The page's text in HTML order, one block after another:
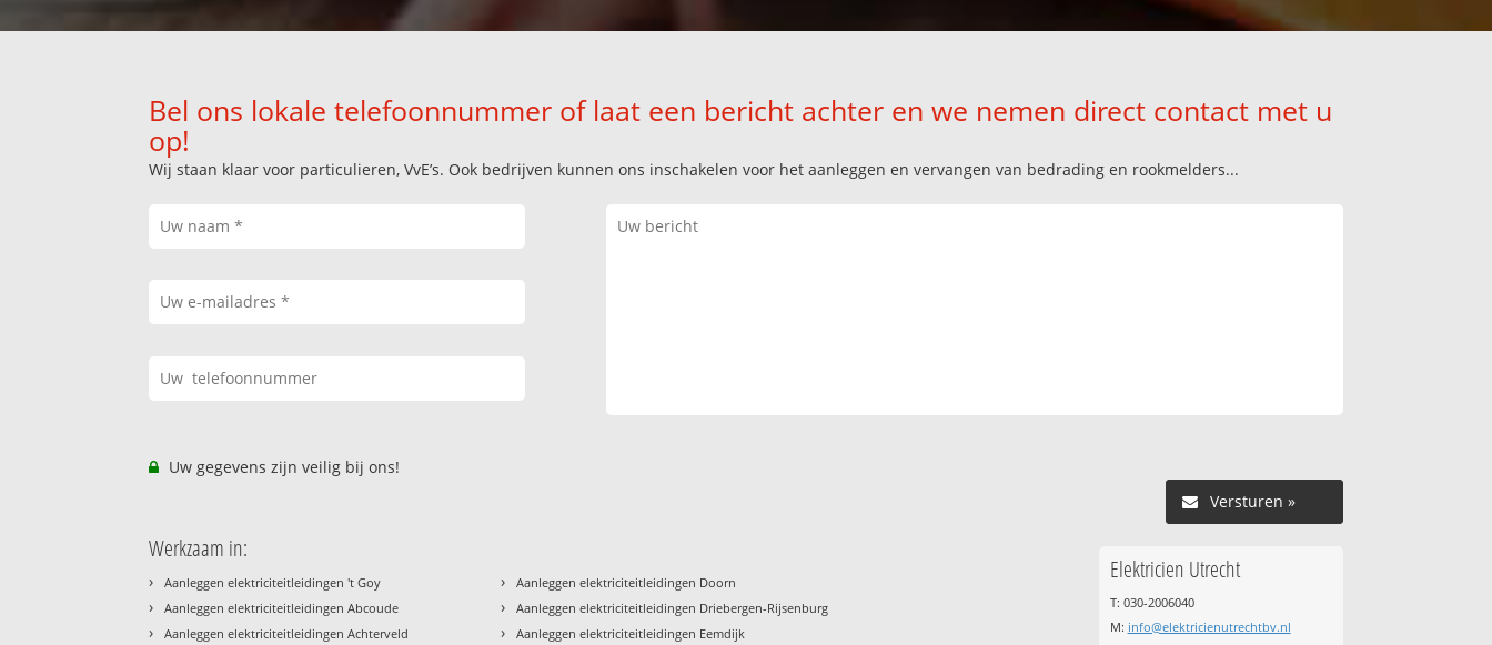
Bel ons lokale telefoonnummer of laat een bericht achter en we nemen direct contact met u
op!
Wij staan klaar voor particulieren, VvE’s. Ook bedrijven kunnen ons inschakelen voor het aanleggen en vervangen van bedrading en rookmelders...
Uw gegevens zijn veilig bij ons!
Versturen »
Werkzaam in:
› Aanleggen elektriciteitleidingen 't Goy
› Aanleggen elektriciteitleidingen Abcoude
› Aanleggen elektriciteitleidingen Achterveld
› Aanleggen elektriciteitleidingen Doorn
› Aanleggen elektriciteitleidingen Driebergen-Rijsenburg
› Aanleggen elektriciteitleidingen Eemdijk
Elektricien Utrecht
T: 030-2006040
M: info@elektricienutrechtbv.nl